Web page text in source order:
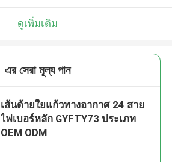
ดูเพิ่มเติม
এর সেরা মূল্য পান
เส้นด้ายใยแก้วทางอากาศ 24 สาย
ไฟเบอร์หลัก GYFTY73 ประเภท
OEM ODM